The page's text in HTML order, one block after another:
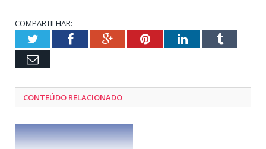
COMPARTILHAR:
TwitterFacebookGoogle+PinterestLinkedInTumblr
Email
CONTEÚDO RELACIONADO